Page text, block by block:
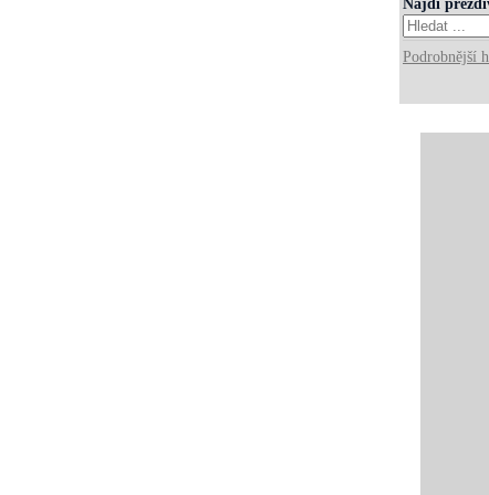
Podrobnější